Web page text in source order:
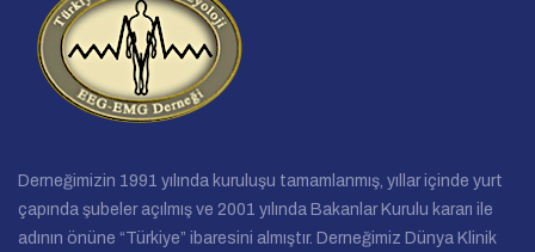
Derneğimizin 1991 yılında kuruluşu tamamlanmış, yıllar içinde yurt
çapında şubeler açılmış ve 2001 yılında Bakanlar Kurulu kararı ile
adının önüne “Türkiye” ibaresini almıştır. Derneğimiz Dünya Klinik